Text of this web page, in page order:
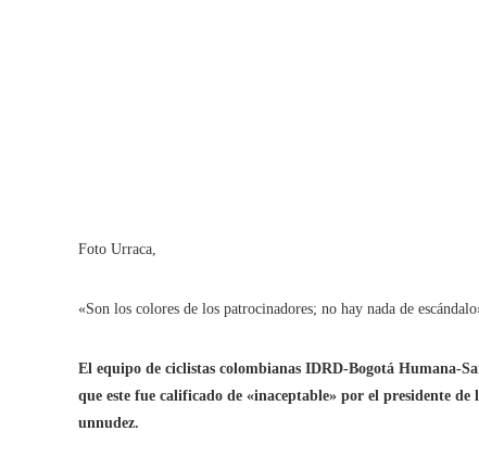
Foto Urraca,
«Son los colores de los patrocinadores; no hay nada de
El equipo de ciclistas colombianas IDRD-Bogotá Humana-
que este fue calificado de «inaceptable» por el presidente
unnudez.